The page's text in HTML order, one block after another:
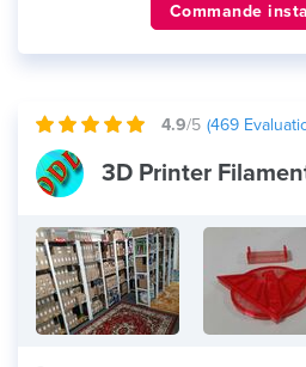
Commande
4.9/5 (469
3D Printer